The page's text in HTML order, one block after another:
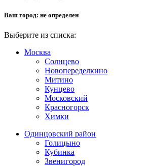
Ваш город: не определен
Выберите из списка:
Москва
Солнцево
Новопеределкино
Митино
Кунцево
Московский
Красногорск
Химки
Одинцовский район
Голицыно
Кубинка
Звенигород